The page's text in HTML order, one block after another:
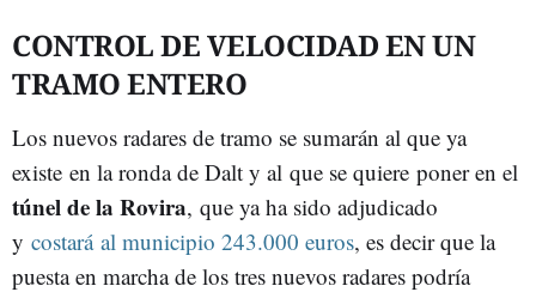
CONTROL DE VELOCIDAD EN UN
TRAMO ENTERO
Los nuevos radares de tramo se sumarán al que ya
existe en la ronda de Dalt y al que se quiere poner en el
túnel de la Rovira, que ya ha sido adjudicado
y costará al municipio 243.000 euros, es decir que la
puesta en marcha de los tres nuevos radares podría